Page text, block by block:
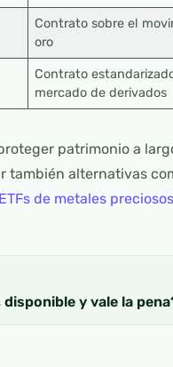
Contrato sobre el
oro
Contrato
mercado de derivados
patrimonio a
también alternativas
de metales
y vale la